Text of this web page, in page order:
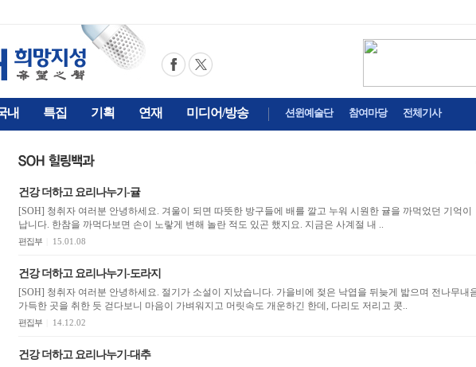
내 특집 기획 연재 미디어/방송 션윈예술단 참여마당 전체기사
건강 더하고 요리나누기-귤
[SOH] 청취자 여러분 안녕하세요. 겨울이 되면 따뜻한 방구들에 배를 깔고 누워 시원한 귤을 까먹었던 기억이
납니다. 한참을 까먹다보면 손이 노랗게 변해 놀란 적도 있곤 했지요. 지금은 사계절 내 ..
편집부 15.01.08
건강 더하고 요리나누기-도라지
[SOH] 청취자 여러분 안녕하세요. 절기가 소설이 지났습니다. 가을비에 젖은 낙엽을 뒤늦게 밟으며 전나무내음
가득한 곳을 취한 듯 걷다보니 마음이 가벼워지고 머릿속도 개운하긴 한데, 다리도 저리고 콧..
편집부 14.12.02
건강 더하고 요리나누기-대추